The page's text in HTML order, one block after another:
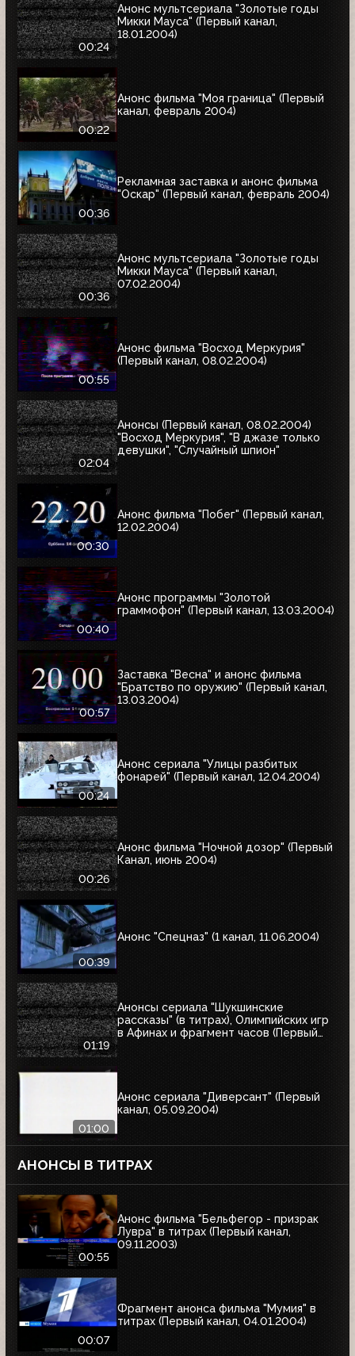
00:24
Анонс мультсериала "Золотые годы
Микки Мауса" (Первый канал,
18.01.2004)
00:22
Анонс фильма "Моя граница" (Первый
канал, февраль 2004)
00:36
Рекламная заставка и анонс фильма
"Оскар" (Первый канал, февраль 2004)
00:36
Анонс мультсериала "Золотые годы
Микки Мауса" (Первый канал,
07.02.2004)
00:55
Анонс фильма "Восход Меркурия"
(Первый канал, 08.02.2004)
02:04
Анонсы (Первый канал, 08.02.2004)
"Восход Меркурия", "В джазе только
девушки", "Случайный шпион"
00:30
Анонс фильма "Побег" (Первый канал,
12.02.2004)
00:40
Анонс программы "Золотой
граммофон" (Первый канал, 13.03.2004)
00:57
Заставка "Весна" и анонс фильма
"Братство по оружию" (Первый канал,
13.03.2004)
00:24
Анонс сериала "Улицы разбитых
фонарей" (Первый канал, 12.04.2004)
00:26
Анонс фильма "Ночной дозор" (Первый
Канал, июнь 2004)
00:39
Анонс "Спецназ" (1 канал, 11.06.2004)
01:19
Анонсы сериала "Шукшинские
рассказы" (в титрах), Олимпийских игр
в Афинах и фрагмент часов (Первый
01:00
Анонс сериала "Диверсант" (Первый
канал, 05.09.2004)
АНОНСЫ В ТИТРАХ
00:55
Анонс фильма "Бельфегор - призрак
Лувра" в титрах (Первый канал,
09.11.2003)
00:07
Фрагмент анонса фильма "Мумия" в
титрах (Первый канал, 04.01.2004)